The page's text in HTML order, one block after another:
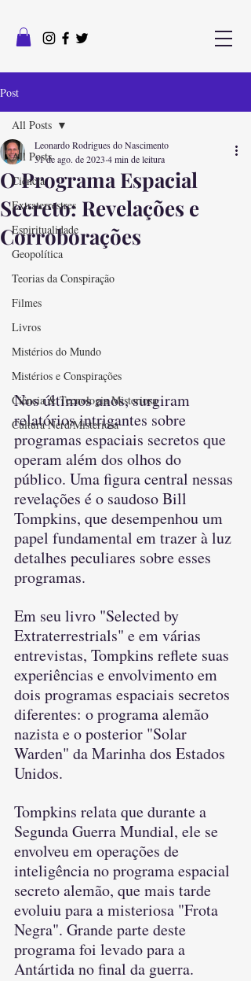
Post
All Posts
Ciência
Extraterrestres
Espiritualidade
Geopolítica
Teorias da Conspiração
Filmes
Livros
Mistérios do Mundo
Mistérios e Conspirações
Ciência & Tecnologia Misteriosa
Cultura Nerd/Misteriosa
All Posts
O Programa Espacial
Secreto: Revelações e
Corroborações
Leonardo Rodrigues do Nascimento
31 de ago. de 2023 4 min de leitura
Nos últimos anos, surgiram
relatórios intrigantes sobre
programas espaciais secretos que
operam além dos olhos do
público. Uma figura central nessas
revelações é o saudoso Bill
Tompkins, que desempenhou um
papel fundamental em trazer à luz
detalhes peculiares sobre esses
programas.
Em seu livro "Selected by
Extraterrestrials" e em várias
entrevistas, Tompkins reflete suas
experiências e envolvimento em
dois programas espaciais secretos
diferentes: o programa alemão
nazista e o posterior "Solar
Warden" da Marinha dos Estados
Unidos.
Tompkins relata que durante a
Segunda Guerra Mundial, ele se
envolveu em operações de
inteligência no programa espacial
secreto alemão, que mais tarde
evoluiu para a misteriosa "Frota
Negra". Grande parte deste
programa foi levado para a
Antártida no final da guerra.